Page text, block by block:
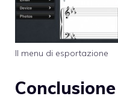
Il menu di esportazione
Conclusione